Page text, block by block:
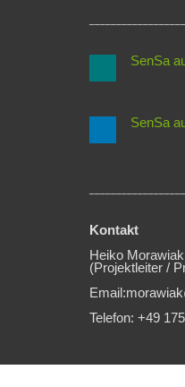
SenSa
SenSa
Kontakt
Heiko Morawiak
(Projektleiter /
Telefon: +49